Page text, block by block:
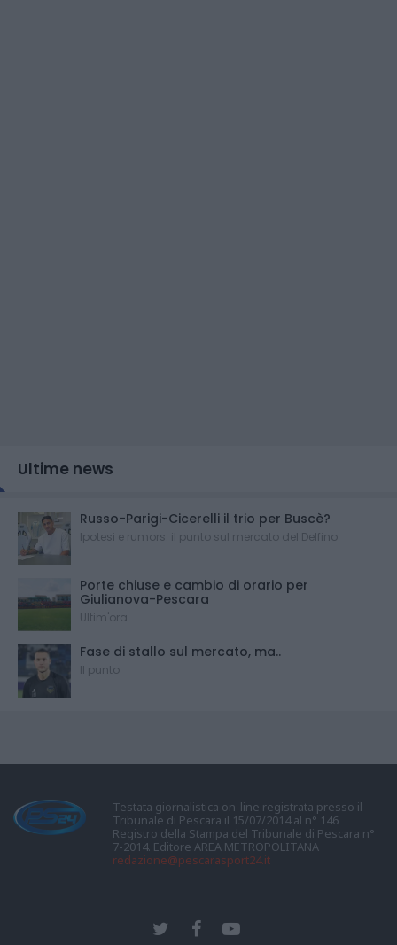
Ultime news
Russo-Parigi-Cicerelli il trio per Buscè?
Ipotesi e rumors: il punto sul mercato del Delfino
Porte chiuse e cambio di orario per
Giulianova-Pescara
Ultim'ora
Fase di stallo sul mercato, ma..
Il punto
Testata giornalistica on-line registrata presso il
Tribunale di Pescara il 15/07/2014 al n° 146
Registro della Stampa del Tribunale di Pescara n°
7-2014. Editore AREA METROPOLITANA
redazione@pescarasport24.it